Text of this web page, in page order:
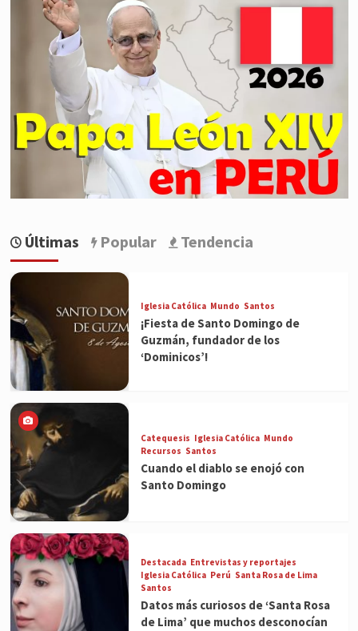
Últimas Popular Tendencia
Iglesia Católica Mundo Santos
¡Fiesta de Santo Domingo de
Guzmán, fundador de los
‘Dominicos’!
Catequesis Iglesia Católica Mundo
Recursos Santos
Cuando el diablo se enojó con
Santo Domingo
Destacada Entrevistas y reportajes
Iglesia Católica Perú Santa Rosa de Lima
Santos
Datos más curiosos de ‘Santa Rosa
de Lima’ que muchos desconocían